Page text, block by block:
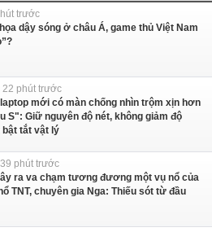
trước
dậy sóng ở châu Á, game thủ Việt Nam
phút trước
laptop mới có màn chống nhìn trộm xịn hơn
S": Giữ nguyên độ nét, không giảm độ
bật tắt vật lý
phút trước
ra va chạm tương đương một vụ nổ của
TNT, chuyên gia Nga: Thiếu sót từ đầu